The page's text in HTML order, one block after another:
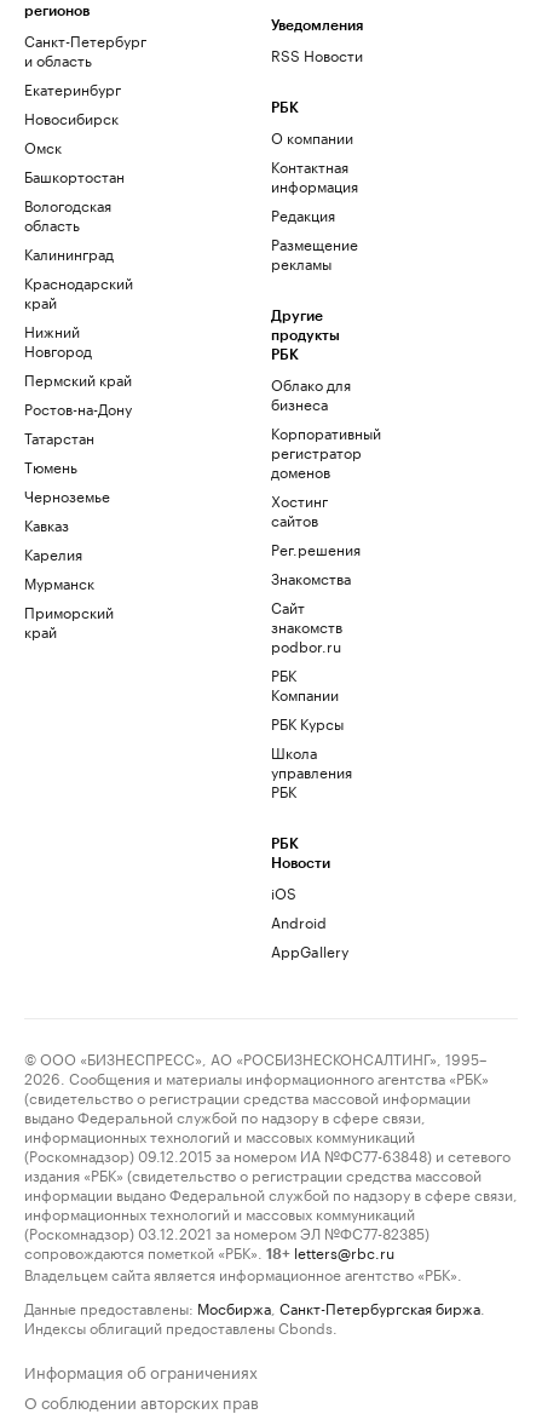
регионов
Санкт-Петербург
и область
Екатеринбург
Новосибирск
Омск
Башкортостан
Вологодская
область
Калининград
Краснодарский
край
Нижний
Новгород
Пермский край
Ростов-на-Дону
Татарстан
Тюмень
Черноземье
Кавказ
Карелия
Мурманск
Приморский
край
Уведомления
RSS Новости
РБК
О компании
Контактная
информация
Редакция
Размещение
рекламы
Другие
продукты
РБК
Облако для
бизнеса
Корпоративный
регистратор
доменов
Хостинг
сайтов
Рег.решения
Знакомства
Сайт
знакомств
podbor.ru
РБК
Компании
РБК Курсы
Школа
управления
РБК
РБК
Новости
iOS
Android
AppGallery
© ООО «БИЗНЕСПРЕСС», АО «РОСБИЗНЕСКОНСАЛТИНГ», 1995–
2026. Сообщения и материалы информационного агентства «РБК»
(свидетельство о регистрации средства массовой информации
выдано Федеральной службой по надзору в сфере связи,
информационных технологий и массовых коммуникаций
(Роскомнадзор) 09.12.2015 за номером ИА №ФС77-63848) и сетевого
издания «РБК» (свидетельство о регистрации средства массовой
информации выдано Федеральной службой по надзору в сфере связи,
информационных технологий и массовых коммуникаций
(Роскомнадзор) 03.12.2021 за номером ЭЛ №ФС77-82385)
сопровождаются пометкой «РБК».
18+ letters@rbc.ru
Владельцем сайта является информационное агентство «РБК».
Данные предоставлены: Мосбиржа Санкт-Петербургская биржа
Индексы облигаций предоставлены Cbonds.
Информация об ограничениях
О соблюдении авторских прав